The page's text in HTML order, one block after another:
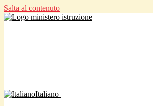
Salta al contenuto
Italiano